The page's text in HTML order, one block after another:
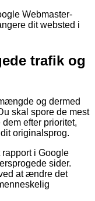
Webmaster-
dit websted i
trafik og
og dermed
skal spore de mest
efter prioritet,
originalsprog.
i Google
sider.
at ændre det